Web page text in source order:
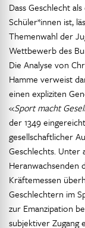
Dass Geschlecht
Schüler*innen ist,
Themenwahl der
Wettbewerb des
Die Analyse von
Hamme verweist
einen expliziten
«Sport macht
der 1349
gesellschaftlicher
Geschlechts. Unter
Heranwachsenden
Kräftemessen
Geschlechtern im
zur Emanzipation
subjektiver Zugang